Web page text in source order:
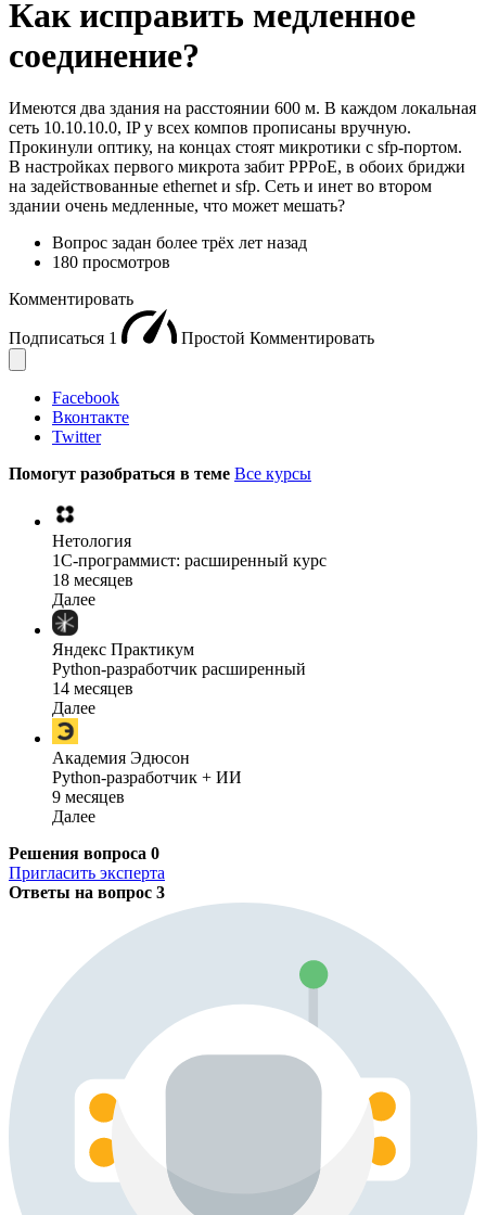
Как исправить медленное
соединение?
Имеются два здания на расстоянии 600 м. В каждом локальная
сеть 10.10.10.0, IP у всех компов прописаны вручную.
Прокинули оптику, на концах стоят микротики с sfp-портом.
В настройках первого микрота забит PPPoE, в обоих бриджи
на задействованные ethernet и sfp. Сеть и инет во втором
здании очень медленные, что может мешать?
Вопрос задан более трёх лет назад
180 просмотров
Комментировать
Подписаться 1 Простой Комментировать
Facebook
Вконтакте
Twitter
Помогут разобраться в теме Все курсы
Нетология
1C-программист: расширенный курс
18 месяцев
Далее
Яндекс Практикум
Python-разработчик расширенный
14 месяцев
Далее
Академия Эдюсон
Python-разработчик + ИИ
9 месяцев
Далее
Решения вопроса 0
Пригласить эксперта
Ответы на вопрос 3